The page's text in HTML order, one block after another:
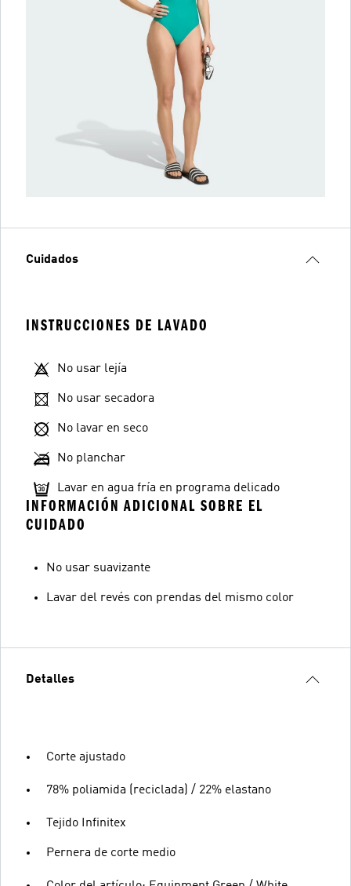
Cuidados
INSTRUCCIONES DE LAVADO
No usar lejía
No usar secadora
No lavar en seco
No planchar
Lavar en agua fría en programa delicado
INFORMACIÓN ADICIONAL SOBRE EL
CUIDADO
No usar suavizante
Lavar del revés con prendas del mismo color
Detalles
Corte ajustado
78% poliamida (reciclada) / 22% elastano
Tejido Infinitex
Pernera de corte medio